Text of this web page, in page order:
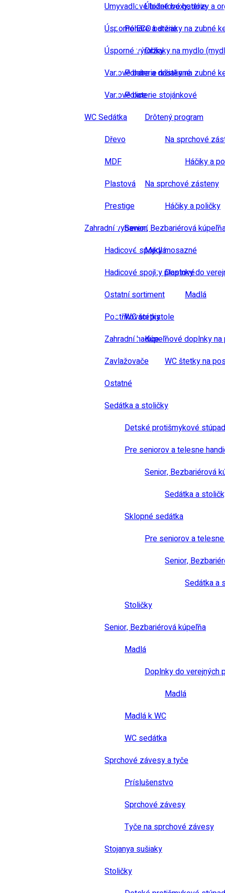
Umyvadlové bidetové baterie
Úsporné ECO baterie
Úsporné výrobky
Vanové baterie nástěnné
Vanové baterie stojánkové
WC Sedátka
Dřevo
MDF
Plastová
Prestige
Zahradní vybavení
Hadicové spojky mosazné
Hadicové spojky plastové
Ostatní sortiment
Postřikovací pistole
Zahradní hadice
Zavlažovače
Úložné boxy, dózy a
Poháre a držiaky na zubné
Držiaky na mydlo
Poháre a držiaky na zubné
Police
Drôtený program
Na sprchové
Háčiky a
Na sprchové zásteny
Háčiky a poličky
Senior, Bezbariérová
Madlá
Doplnky do
Madlá
WC štetky
Kúpeľňové doplnky
WC štetky na
Ostatné
Sedátka a stoličky
Detské protišmykové
Pre seniorov a telesne
Senior, Bezbariérová
Sedátka a
Sklopné sedátka
Pre seniorov a
Senior,
Sedátka a
Stoličky
Senior, Bezbariérová kúpeľňa
Madlá
Doplnky do verejných
Madlá
Madlá k WC
WC sedátka
Sprchové závesy a tyče
Príslušenstvo
Sprchové závesy
Tyče na sprchové závesy
Stojanya sušiaky
Stoličky